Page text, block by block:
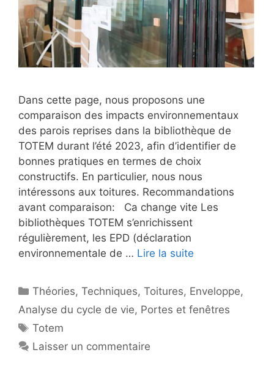
Dans cette page, nous proposons une
comparaison des impacts environnementaux
des parois reprises dans la bibliothèque de
TOTEM durant l’été 2023, afin d’identifier de
bonnes pratiques en termes de choix
constructifs. En particulier, nous nous
intéressons aux toitures. Recommandations
avant comparaison: Ca change vite Les
bibliothèques TOTEM s’enrichissent
régulièrement, les EPD (déclaration
environnementale de … Lire la suite
Catégories
Théories,Techniques,Toitures, Enveloppe,
Analyse du cycle de vie, Portes et fenêtres
Étiquettes
Totem
Laisser un commentaire